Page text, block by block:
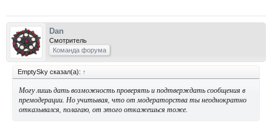
Dan
Смотритель
Команда форума
EmptySky сказал(а): ↑
Могу лишь дать возможность проверять и подтверждать сообщения в
премодерации. Но учитывая, что от модераторства ты неоднократно
отказывался, полагаю, от этого откажешься тоже.